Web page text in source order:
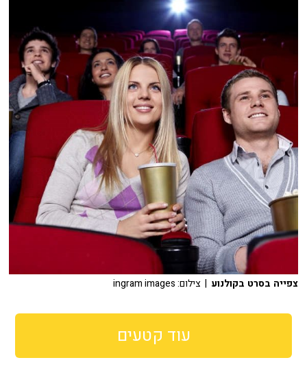
צפייה בסרט בקולנוע | צילום: ingram images
עוד קטעים